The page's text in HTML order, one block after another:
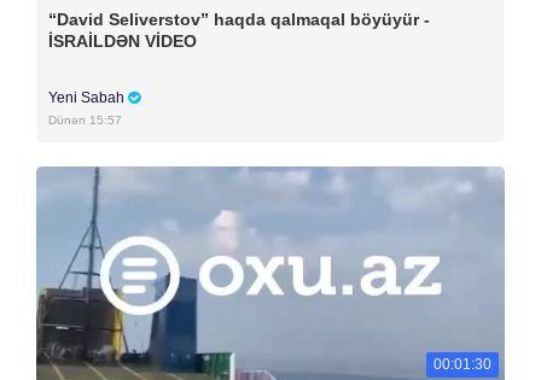
“David Seliverstov” haqda qalmaqal böyüyür -
İSRAİLDƏN VİDEO
Yeni Sabah
Dünən 15:57
00:01:30